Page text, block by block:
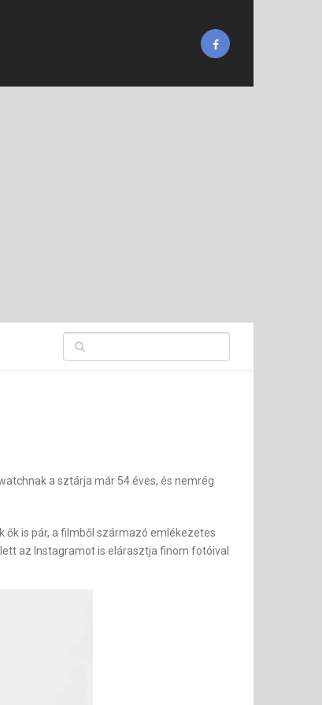
a sztárja már 54 éves, és nemrég
is pár, a filmből származó emlékezetes
az Instagramot is elárasztja finom fotóival